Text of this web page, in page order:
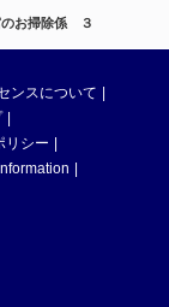
のお掃除係 ３
ンスについて
リシー